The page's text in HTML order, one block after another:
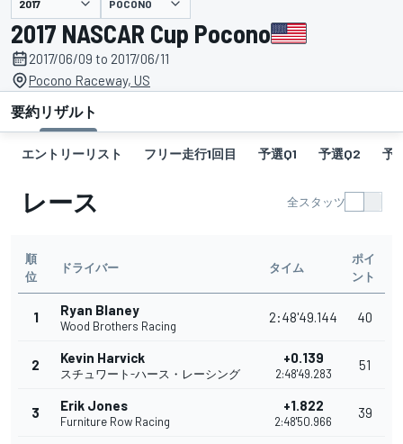
主催 POCONO
2017 NASCAR Cup Pocono
2017/06/09 to 2017/06/11
Pocono Raceway, US
要約リザルト
エントリーリスト フリー走行1回目 予選Q1 予選Q2 予
レース 全スタッツ
順
位
ドライバー タイム
ポイ
ント
1 Ryan Blaney
Wood Brothers Racing
2:48'49.144 40
2 Kevin Harvick
スチュワート-ハース・レーシング
+0.139
2:48'49.283
51
3 Erik Jones
Furniture Row Racing
+1.822
2:48'50.966
39